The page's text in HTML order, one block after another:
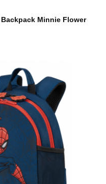
Minnie Flower